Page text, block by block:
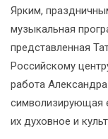
Ярким,
музыкальная
представленная
Российскому
работа
символизирующая
их духовное и